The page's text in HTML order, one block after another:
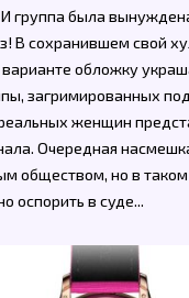
группа была
В сохранившем свой
обложку
загримированных
женщин
Очередная
обществом, но в
оспорить в суде...